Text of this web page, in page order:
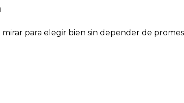
para elegir bien sin depender de